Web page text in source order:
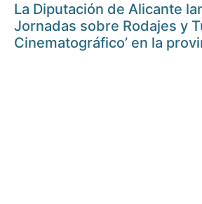
La Diputación de Alicante
Jornadas sobre Rodajes y
Cinematográfico’ en la